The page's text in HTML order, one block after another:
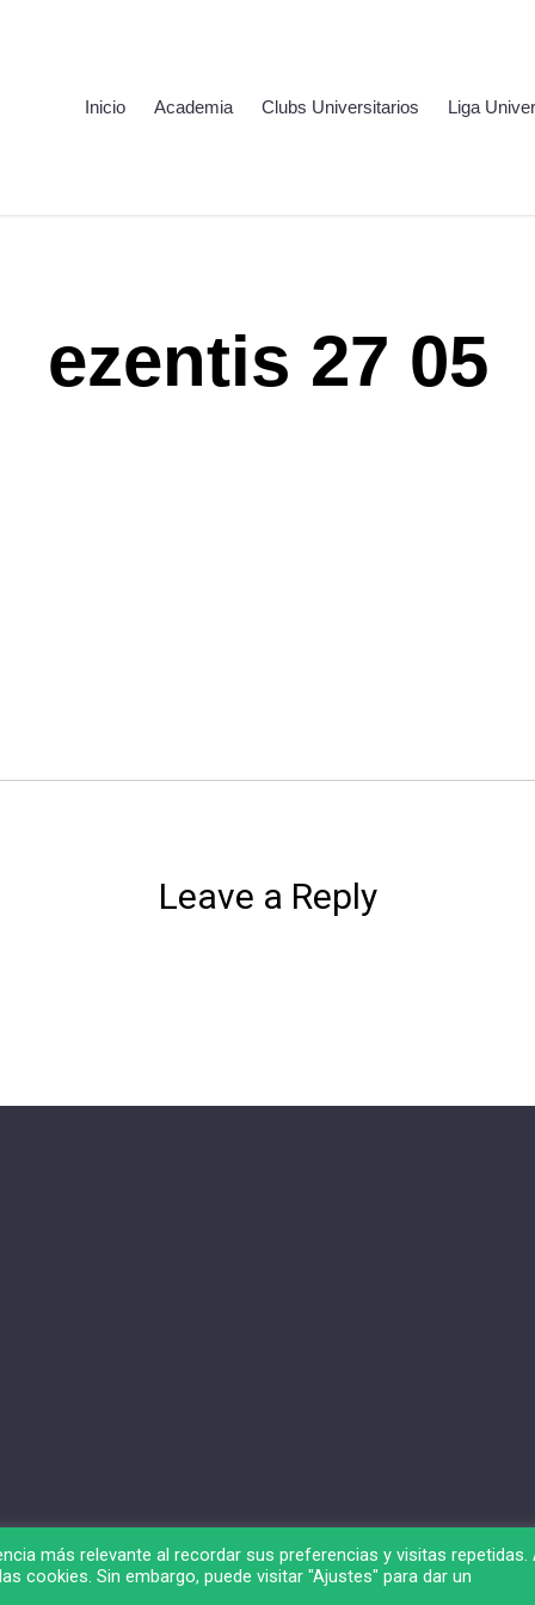
Inicio Academia Clubs Universitarios Liga
ezentis 27 05
Leave a Reply
más relevante al recordar sus preferencias y visitas repetidas.
cookies. Sin embargo, puede visitar "Ajustes" para dar un